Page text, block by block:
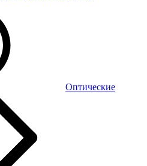
Оптические